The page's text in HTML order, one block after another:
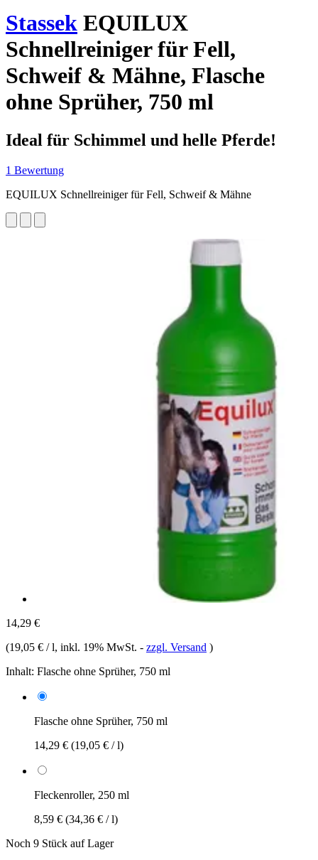
Stassek EQUILUX
Schnellreiniger für Fell,
Schweif & Mähne, Flasche
ohne Sprüher, 750 ml
Ideal für Schimmel und helle Pferde!
1 Bewertung
EQUILUX Schnellreiniger für Fell, Schweif & Mähne
14,29 €
(19,05 € / l, inkl. 19% MwSt. - zzgl. Versand )
Inhalt: Flasche ohne Sprüher, 750 ml
Flasche ohne Sprüher, 750 ml
14,29 € (19,05 € / l)
Fleckenroller, 250 ml
8,59 € (34,36 € / l)
Noch 9 Stück auf Lager